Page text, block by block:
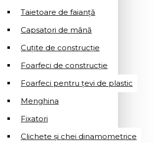
Taietoare de faianță
Capsatori de mână
Cuțite de construcție
Foarfeci de construcție
Foarfeci pentru țevi de plastic
Menghina
Fixatori
Clichete și chei dinamometrice